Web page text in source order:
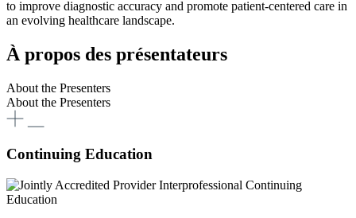
to improve diagnostic accuracy and promote patient-centered care in
an evolving healthcare landscape.
À propos des présentateurs
About the Presenters
About the Presenters
Continuing Education